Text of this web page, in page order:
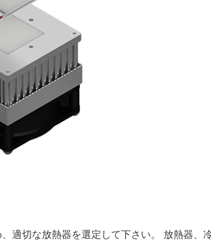
適切な放熱器を選定して下さい。 放熱器